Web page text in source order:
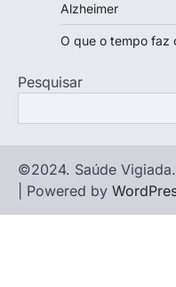
Alzheimer
O que o tempo faz
Pesquisar
©2024. Saúde
| Powered by